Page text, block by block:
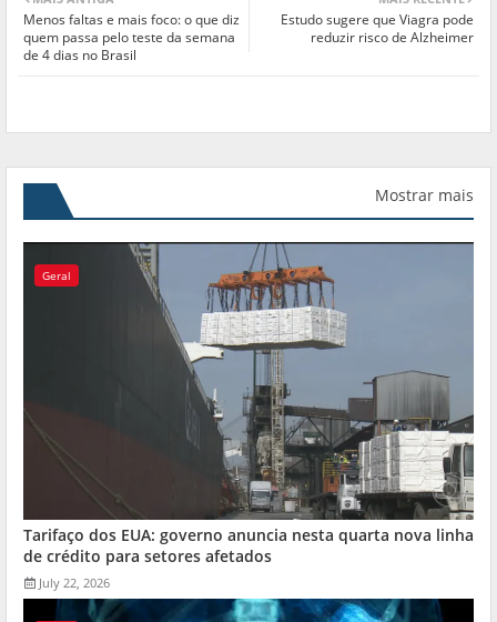
Estudo sugere que Viagra pode
reduzir risco de Alzheimer
Menos faltas e mais foco: o que diz
quem passa pelo teste da semana
de 4 dias no Brasil
Mostrar mais
Geral
Tarifaço dos EUA: governo anuncia nesta quarta nova linha
de crédito para setores afetados
July 22, 2026